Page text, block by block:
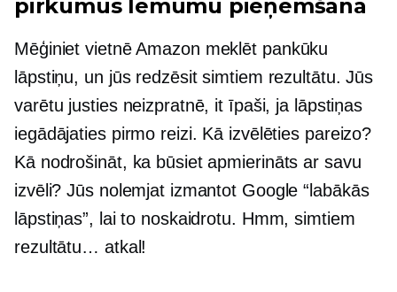
pirkumus lēmumu pieņemšana
Mēģiniet vietnē Amazon meklēt pankūku
lāpstiņu, un jūs redzēsit simtiem rezultātu. Jūs
varētu justies neizpratnē, it īpaši, ja lāpstiņas
iegādājaties pirmo reizi. Kā izvēlēties pareizo?
Kā nodrošināt, ka būsiet apmierināts ar savu
izvēli? Jūs nolemjat izmantot Google “labākās
lāpstiņas”, lai to noskaidrotu. Hmm, simtiem
rezultātu… atkal!